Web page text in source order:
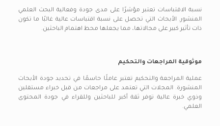
نسبة الاقتباسات تعتبر مؤشرًا على مدى جودة وفعالية البحث العلمي
المنشور. الأبحاث التي تحصل على نسبة اقتباسات عالية غالبًا ما تكون
ذات تأثير كبير على مجالاتها، مما يجعلها محط اهتمام الباحثين.
موثوقية المراجعات والتحكيم
عملية المراجعة والتحكيم تعتبر عاملًا حاسمًا في تحديد جودة الأبحاث
المنشورة. المجلات التي تعتمد على مراجعات من قبل خبراء مستقلين
وذوي خبرة عالية توفر ثقة أكبر للباحثين وللقراء في جودة المحتوى
العلمي.